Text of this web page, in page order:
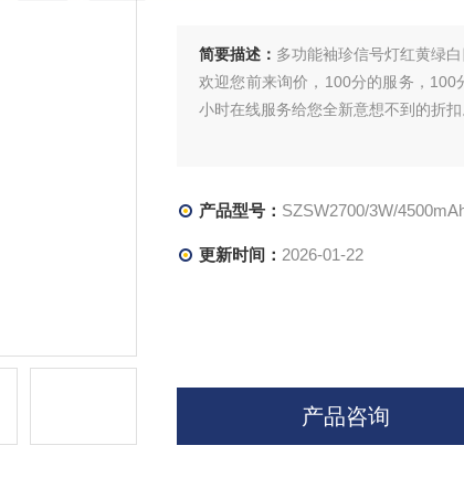
简要描述： 多功能袖珍信号灯红黄绿
欢迎您前来询价，100分的服务，
小时在线服务给您全新意想不到的折
产品型号： SZSW2700/3W/
更新时间： 2026-01-22
产品咨询